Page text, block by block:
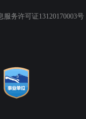
务许可证13120170003号 |